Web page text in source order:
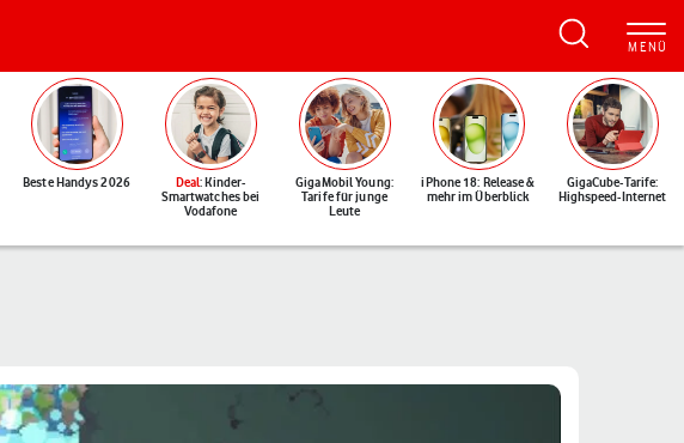
Beste Handys 2026 Deal: Kinder-
Smartwatches bei
Vodafone
GigaMobil Young:
Tarife für junge
Leute
iPhone 18: Release &
mehr im Überblick
GigaCube-Tarife:
Highspeed-Internet